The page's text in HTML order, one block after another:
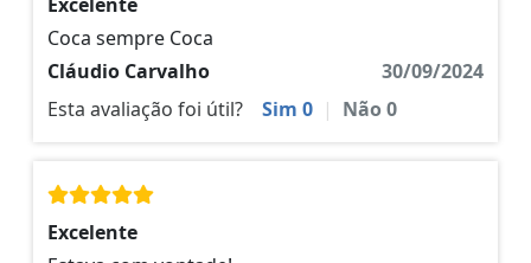
Coca sempre Coca
Cláudio Carvalho
30/09/2024
Esta avaliação foi útil?
Sim 0 | Não0
Excelente